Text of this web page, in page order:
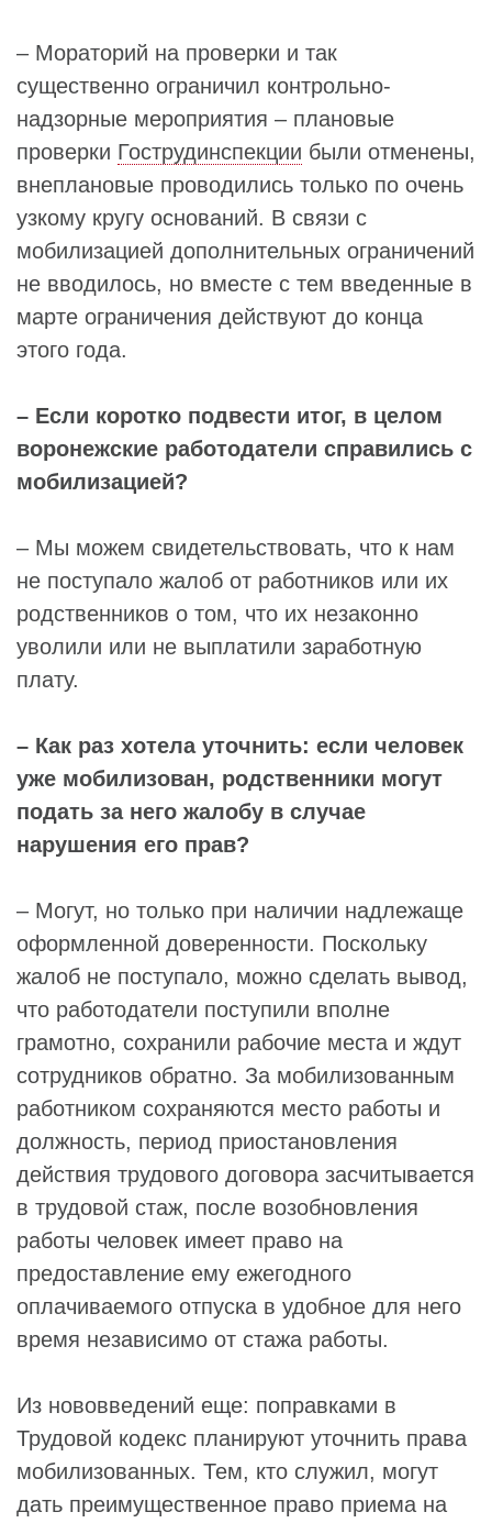
– Мораторий на проверки и так
существенно ограничил контрольно-
надзорные мероприятия – плановые
проверки Гострудинспекции были отменены,
внеплановые проводились только по очень
узкому кругу оснований. В связи с
мобилизацией дополнительных ограничений
не вводилось, но вместе с тем введенные в
марте ограничения действуют до конца
этого года.
– Если коротко подвести итог, в целом
воронежские работодатели справились с
мобилизацией?
– Мы можем свидетельствовать, что к нам
не поступало жалоб от работников или их
родственников о том, что их незаконно
уволили или не выплатили заработную
плату.
– Как раз хотела уточнить: если человек
уже мобилизован, родственники могут
подать за него жалобу в случае
нарушения его прав?
– Могут, но только при наличии надлежаще
оформленной доверенности. Поскольку
жалоб не поступало, можно сделать вывод,
что работодатели поступили вполне
грамотно, сохранили рабочие места и ждут
сотрудников обратно. За мобилизованным
работником сохраняются место работы и
должность, период приостановления
действия трудового договора засчитывается
в трудовой стаж, после возобновления
работы человек имеет право на
предоставление ему ежегодного
оплачиваемого отпуска в удобное для него
время независимо от стажа работы.
Из нововведений еще: поправками в
Трудовой кодекс планируют уточнить права
мобилизованных. Тем, кто служил, могут
дать преимущественное право приема на